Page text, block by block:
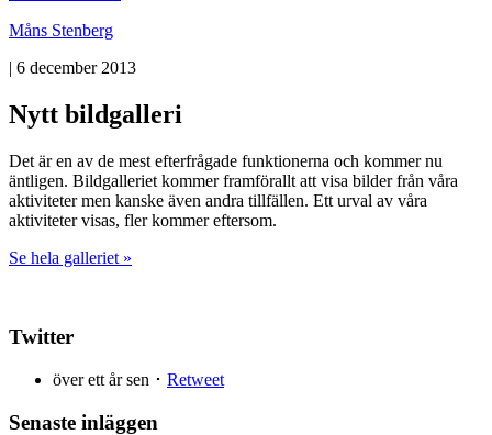
Måns Stenberg
| 6 december 2013
Nytt bildgalleri
Det är en av de mest efterfrågade funktionerna och kommer nu
äntligen. Bildgalleriet kommer framförallt att visa bilder från våra
aktiviteter men kanske även andra tillfällen. Ett urval av våra
aktiviteter visas, fler kommer eftersom.
Se hela galleriet »
Twitter
över ett år sen ･ Retweet
Senaste inläggen